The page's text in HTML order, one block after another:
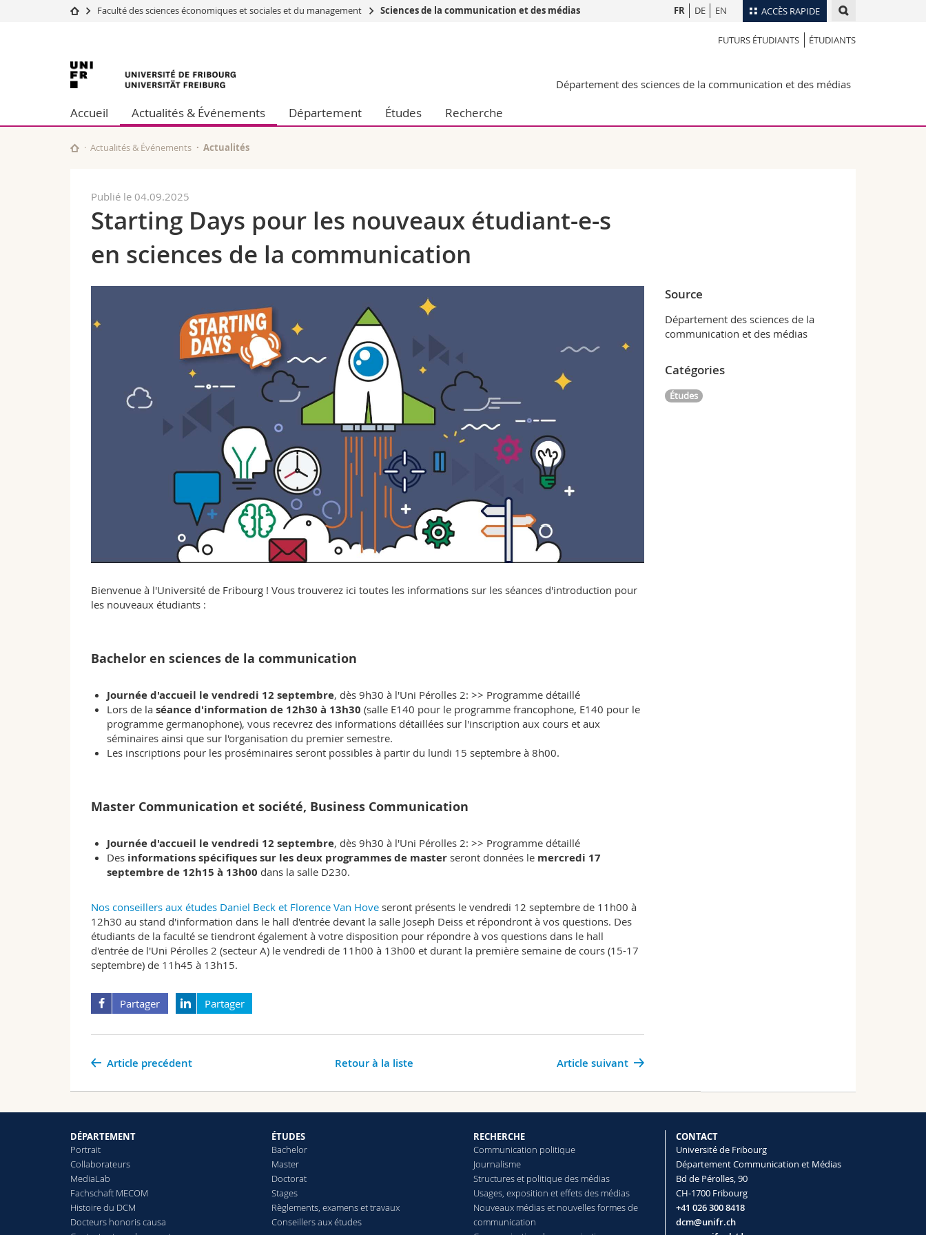
ACCÈS RAPIDE
Etudes
Campus
Université
Formation continue
Lettres et sciences humaines
Sciences de l'éducation et de la formation
Etudiants
Collaborateurs
Annuaire du personnel
Bibliothèques
Programme des cours
FR DE EN
Faculté des sciences économiques et sociales et du management Sciences de la communication et des médias
FUTURS ÉTUDIANTS ÉTUDIANTS
Université
de
Fribourg
Département des sciences de la communication et des médias
Accueil Actualités & Événements Département Études Recherche
Actualités & Événements Actualités
Publié le 04.09.2025
Starting Days pour les nouveaux étudiant-e-s
en sciences de la communication
Bienvenue à l'Université de Fribourg ! Vous trouverez ici toutes les informations sur les séances d'introduction pour
les nouveaux étudiants :
Bachelor en sciences de la communication
Journée d'accueil le vendredi 12 septembre, dès 9h30 à l'Uni Pérolles 2: >> Programme détaillé
Lors de la séance d'information de 12h30 à 13h30 (salle E140 pour le programme francophone, E140 pour le
programme germanophone), vous recevrez des informations détaillées sur l'inscription aux cours et aux
séminaires ainsi que sur l'organisation du premier semestre.
Les inscriptions pour les proséminaires seront possibles à partir du lundi 15 septembre à 8h00.
Master Communication et société, Business Communication
Journée d'accueil le vendredi 12 septembre, dès 9h30 à l'Uni Pérolles 2: >> Programme détaillé
Des informations spécifiques sur les deux programmes de masterseront données le mercredi 17
septembre de 12h15 à 13h00 dans la salle D230.
Nos conseillers aux études Daniel Beck et Florence Van Hove seront présents le vendredi 12 septembre de 11h00 à
12h30 au stand d'information dans le hall d'entrée devant la salle Joseph Deiss et répondront à vos questions. Des
étudiants de la faculté se tiendront également à votre disposition pour répondre à vos questions dans le hall
d'entrée de l'Uni Pérolles 2 (secteur A) le vendredi de 11h00 à 13h00 et durant la première semaine de cours (15-17
septembre) de 11h45 à 13h15.
Partager Partager
Article suivant
Article precédent Retour à la liste
Source
Département des sciences de la
communication et des médias
Catégories
Études
DÉPARTEMENT
Portrait
Collaborateurs
MediaLab
Fachschaft MECOM
Histoire du DCM
Docteurs honoris causa
ÉTUDES
Bachelor
Master
Doctorat
Stages
Règlements, examens et travaux
Conseillers aux études
RECHERCHE
Communication politique
Journalisme
Structures et politique des médias
Usages, exposition et effets des médias
Nouveaux médias et nouvelles formes de
communication
CONTACT
Université de Fribourg
Département Communication et Médias
Bd de Pérolles, 90
CH-1700 Fribourg
+41 026 300 8418
dcm@unifr.ch